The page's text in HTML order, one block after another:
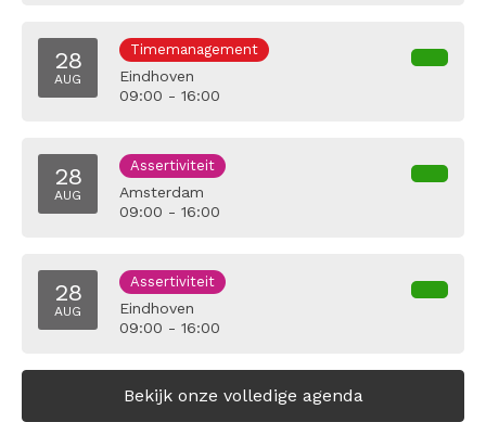
28
AUG
Timemanagement
Eindhoven
09:00 - 16:00
28
AUG
Assertiviteit
Amsterdam
09:00 - 16:00
28
AUG
Assertiviteit
Eindhoven
09:00 - 16:00
Bekijk onze volledige agenda